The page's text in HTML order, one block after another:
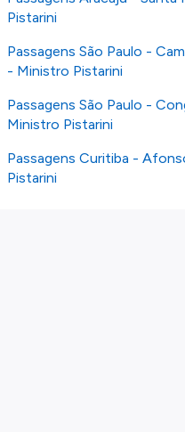
Pistarini
Passagens São Paulo -
- Ministro Pistarini
Passagens São Paulo -
Ministro Pistarini
Passagens Curitiba -
Pistarini